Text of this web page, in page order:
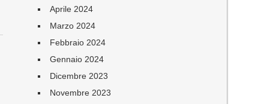
Aprile 2024
Marzo 2024
Febbraio 2024
Gennaio 2024
Dicembre 2023
Novembre 2023